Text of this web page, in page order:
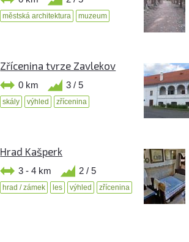
městská architektura muzeum
Zřícenina tvrze Zavlekov
0 km 3 / 5
skály výhled zřícenina
Hrad Kašperk
3 - 4 km 2 / 5
hrad / zámek les výhled zřícenina